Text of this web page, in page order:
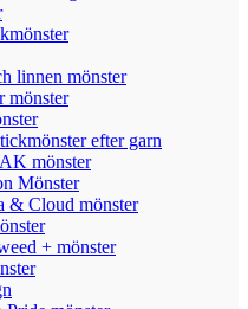
linnen mönster
mönster
efter garn
mönster
Mönster
& Cloud mönster
+ mönster